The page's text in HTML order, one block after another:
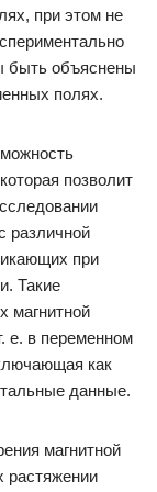
при этом не
быть объяснены
полях.
позволит
различной
при
Такие
магнитной
е. в переменном
как
данные.
магнитной
растяжении